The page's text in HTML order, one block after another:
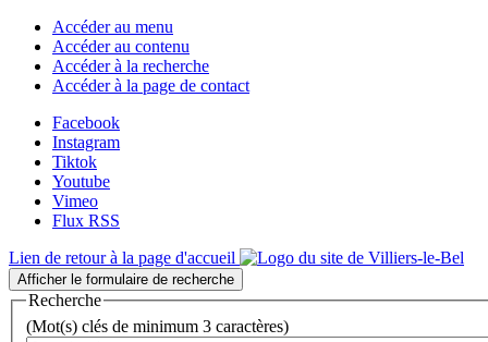
Accéder au menu
Accéder au contenu
Accéder à la recherche
Accéder à la page de contact
Facebook
Instagram
Tiktok
Youtube
Vimeo
Flux RSS
Lien de retour à la page d'accueil
Afficher le formulaire de recherche
Recherche
(Mot(s) clés de minimum 3 caractères)